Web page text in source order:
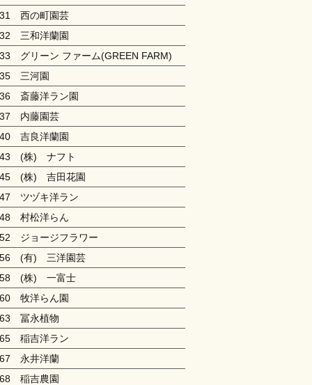
西の町園芸
三和洋蘭園
グリーン ファーム(GREEN FARM)
三河園
斎藤洋ラン園
内藤園芸
吉良洋蘭園
(株) ナフト
(株) 吉田花園
ツヅキ洋ラン
村松洋らん
ジョージフラワー
(有) 三洋園芸
(株) 一富士
牧洋らん園
冨永植物
稲吉洋ラン
永井洋蘭
稲吉農園